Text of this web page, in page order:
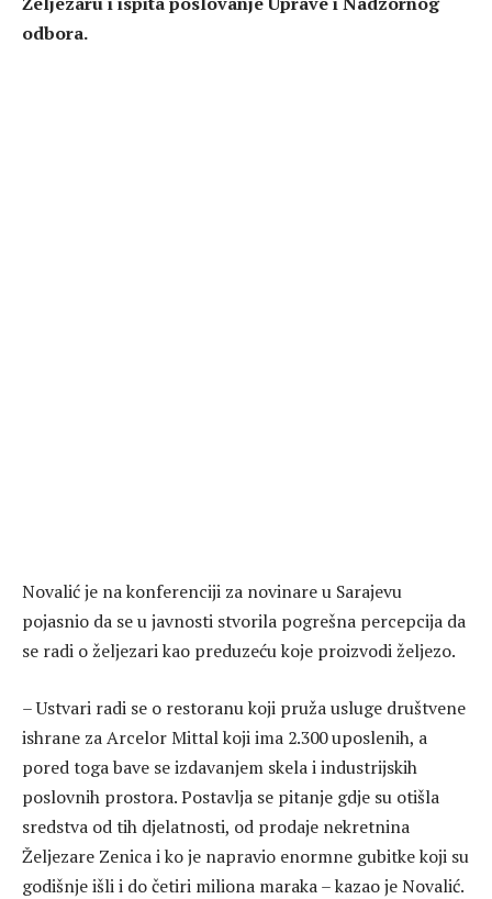
odbora.
Novalić je na konferenciji za novinare u Sarajevu
pojasnio da se u javnosti stvorila pogrešna percepcija da
se radi o željezari kao preduzeću koje proizvodi željezo.
– Ustvari radi se o restoranu koji pruža usluge društvene
ishrane za Arcelor Mittal koji ima 2.300 uposlenih, a
pored toga bave se izdavanjem skela i industrijskih
poslovnih prostora. Postavlja se pitanje gdje su otišla
sredstva od tih djelatnosti, od prodaje nekretnina
Željezare Zenica i ko je napravio enormne gubitke koji su
godišnje išli i do četiri miliona maraka – kazao je Novalić.